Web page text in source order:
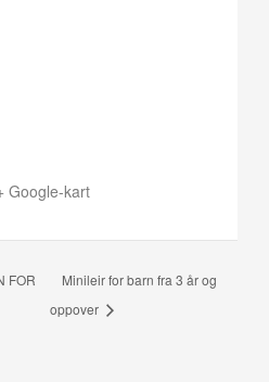
Google-kart
FOR
Minileir for barn fra 3 år og
oppover